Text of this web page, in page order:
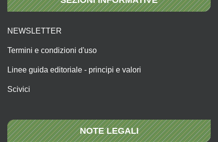
NEWSLETTER
Termini e condizioni d'uso
Linee guida editoriale - principi e valori
Scivici
NOTE LEGALI